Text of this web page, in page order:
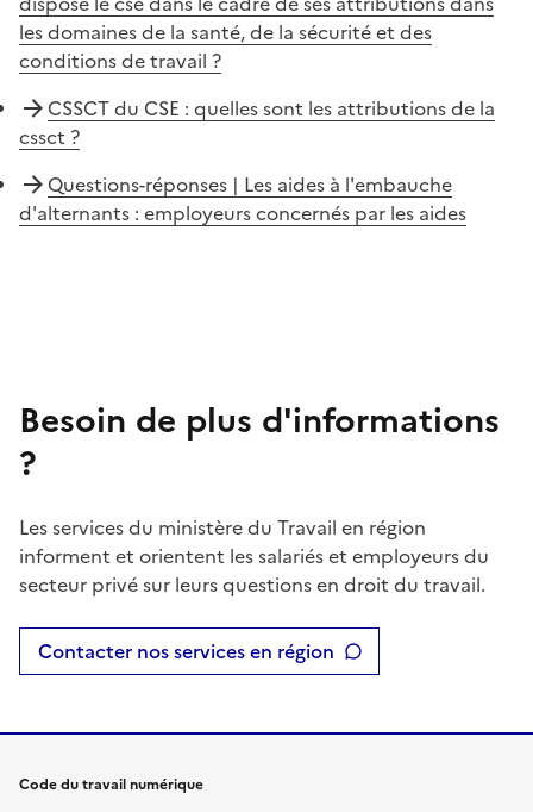
les domaines de la santé, de la sécurité et des
conditions de travail ?
CSSCT du CSE : quelles sont les attributions de la
cssct ?
Questions-réponses | Les aides à l'embauche
d'alternants : employeurs concernés par les aides
Besoin de plus d'informations
?
Les services du ministère du Travail en région
informent et orientent les salariés et employeurs du
secteur privé sur leurs questions en droit du travail.
Contacter nos services en région
Code du travail numérique